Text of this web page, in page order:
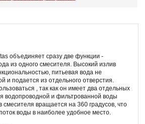
объединяет сразу две функции -
из одного смесителя. Высокий излив
питьевая вода не
и подается из отдельного отверстия.
, так как он имеет два отдельных
водопроводной и фильтрованной воды
смесителя вращается на 360 градусов, что
воды в наиболее удобное место.